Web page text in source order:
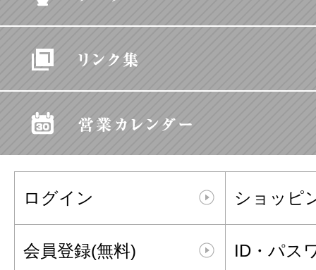
ログイン ショッピ
会員登録(無料) ID・パス